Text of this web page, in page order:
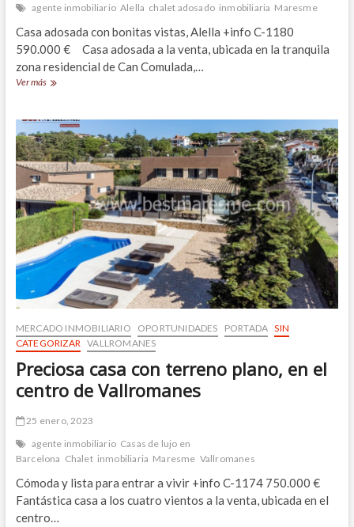
agente inmobiliario Alella chalet adosado inmobiliaria Maresme
Casa adosada con bonitas vistas, Alella +info C-1180
590.000 € Casa adosada a la venta, ubicada en la tranquila
zona residencial de Can Comulada,…
Ver másFantástica
con
gran
zona
comunitaria,
Alella
MERCADO INMOBILIARIO OPORTUNIDADES PORTADA SIN
CATEGORIZAR
VALLROMANES
Preciosa casa con terreno plano, en el
centro de Vallromanes
25 enero, 2023
agente inmobiliario Casas de lujo en
Barcelona Chalet inmobiliaria Maresme Vallromanes
Cómoda y lista para entrar a vivir +info C-1174 750.000 €
Fantástica casa a los cuatro vientos a la venta, ubicada en el
centro…